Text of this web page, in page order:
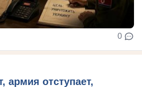
0
армия отступает,